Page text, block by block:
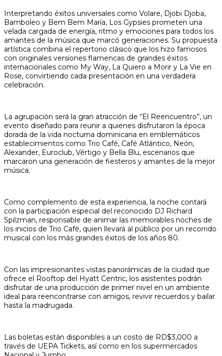
Interpretando éxitos universales como Volare, Djobi Djoba,
Bamboleo y Bem Bem María, Los Gypsies prometen una
velada cargada de energía, ritmo y emociones para todos los
amantes de la música que marcó generaciones. Su propuesta
artística combina el repertorio clásico que los hizo famosos
con originales versiones flamencas de grandes éxitos
internacionales como My Way, La Quiero a Morir y La Vie en
Rose, convirtiendo cada presentación en una verdadera
celebración.
La agrupación será la gran atracción de “El Reencuentro”, un
evento diseñado para reunir a quienes disfrutaron la época
dorada de la vida nocturna dominicana en emblemáticos
establecimientos como Trio Café, Café Atlántico, Neón,
Alexander, Euroclub, Vértigo y Bella Blu, escenarios que
marcaron una generación de fiesteros y amantes de la mejor
música.
Como complemento de esta experiencia, la noche contará
con la participación especial del reconocido DJ Richard
Spilzman, responsable de animar las memorables noches de
los inicios de Trio Café, quien llevará al público por un recorrido
musical con los más grandes éxitos de los años 80.
Con las impresionantes vistas panorámicas de la ciudad que
ofrece el Rooftop del Hyatt Centric, los asistentes podrán
disfrutar de una producción de primer nivel en un ambiente
ideal para reencontrarse con amigos, revivir recuerdos y bailar
hasta la madrugada.
Las boletas están disponibles a un costo de RD$3,000 a
través de UEPA Tickets, así como en los supermercados